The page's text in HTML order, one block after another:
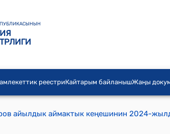
реестриКайтарым байланышЖаңы